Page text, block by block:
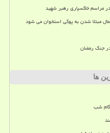
مراسم خاکسپاری رهبر شهید
مبتلا شدن به پوکی استخوان می شود
جنگ رمضان
ها